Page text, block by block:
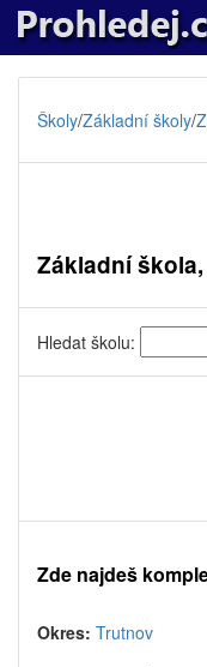
Školy/Základní školy/
Základní
Hledat školu:
Zde najdeš
Okres: Trutnov